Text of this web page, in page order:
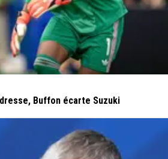
Buffon écarte Suzuki